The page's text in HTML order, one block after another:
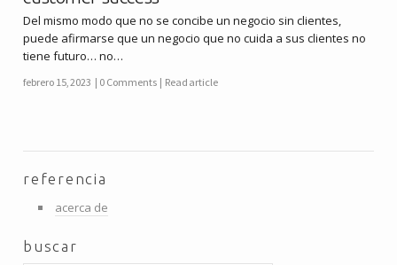
Del mismo modo que no se concibe un negocio sin clientes,
puede afirmarse que un negocio que no cuida a sus clientes no
tiene futuro… no…
febrero 15, 2023 0 Comments Read article
referencia
acerca de
buscar